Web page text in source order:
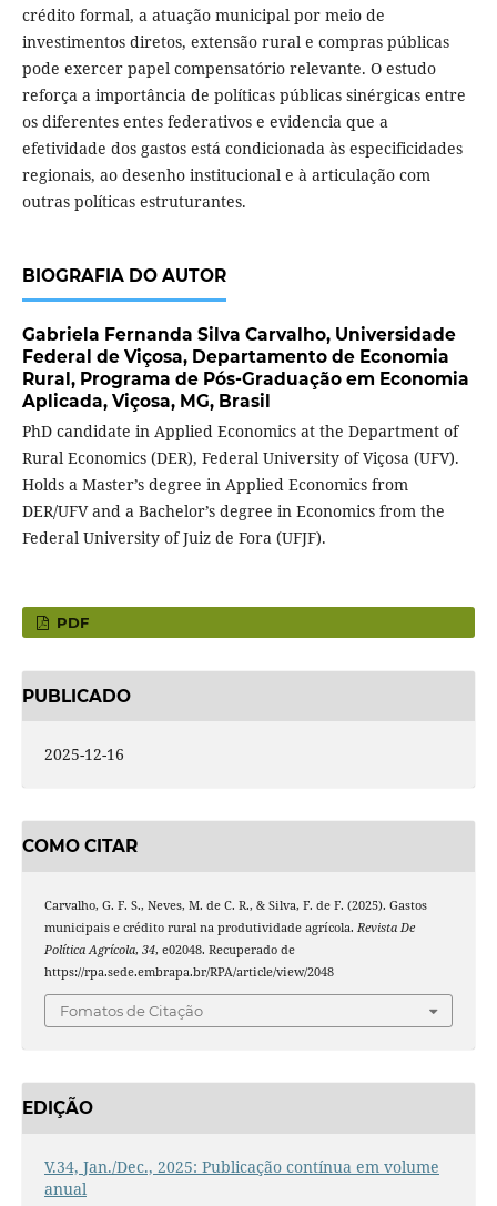
crédito formal, a atuação municipal por meio de
investimentos diretos, extensão rural e compras públicas
pode exercer papel compensatório relevante. O estudo
reforça a importância de políticas públicas sinérgicas entre
os diferentes entes federativos e evidencia que a
efetividade dos gastos está condicionada às especificidades
regionais, ao desenho institucional e à articulação com
outras políticas estruturantes.
BIOGRAFIA DO AUTOR
Gabriela Fernanda Silva Carvalho, Universidade
Federal de Viçosa, Departamento de Economia
Rural, Programa de Pós-Graduação em Economia
Aplicada, Viçosa, MG, Brasil
PhD candidate in Applied Economics at the Department of
Rural Economics (DER), Federal University of Viçosa (UFV).
Holds a Master’s degree in Applied Economics from
DER/UFV and a Bachelor’s degree in Economics from the
Federal University of Juiz de Fora (UFJF).
PDF
PUBLICADO
2025-12-16
COMO CITAR
Carvalho, G. F. S., Neves, M. de C. R., & Silva, F. de F. (2025). Gastos
municipais e crédito rural na produtividade agrícola. Revista De
Política Agrícola, 34, e02048. Recuperado de
https://rpa.sede.embrapa.br/RPA/article/view/2048
Fomatos de Citação
EDIÇÃO
V.34, Jan./Dec., 2025: Publicação contínua em volume
anual